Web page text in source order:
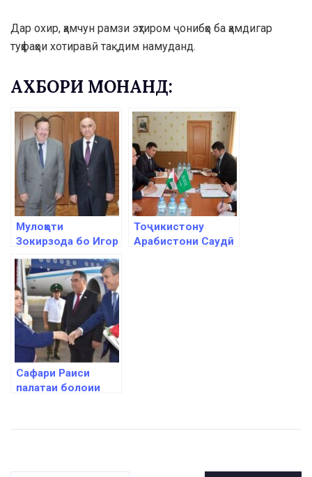
Дар охир, ҳамчун рамзи эҳтиром ҷонибҳо ба ҳамдигар
туҳфаҳои хотиравӣ тақдим намуданд.
АХБОРИ МОНАНД:
Мулоқоти
Зокирзода бо Игор
Лякин-Фролов
Тоҷикистону
Арабистони Саудӣ
Сафари Раиси
палатаи болоии